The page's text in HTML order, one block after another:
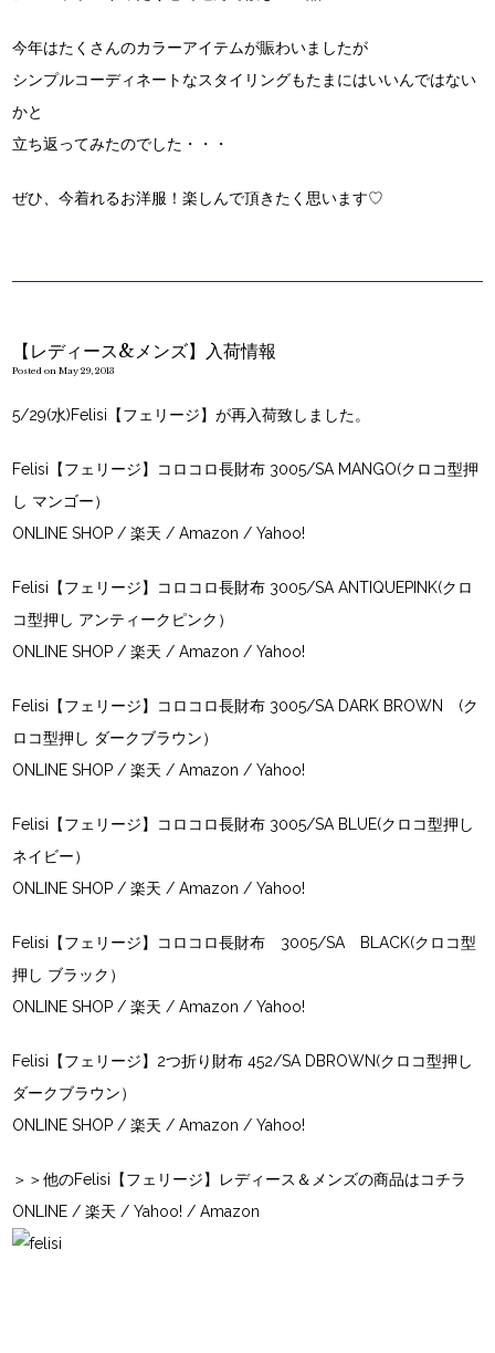
今年はたくさんのカラーアイテムが賑わいましたが
シンプルコーディネートなスタイリングもたまにはいいんではない
かと
立ち返ってみたのでした・・・
ぜひ、今着れるお洋服！楽しんで頂きたく思います♡
【レディース&メンズ】入荷情報
Posted on May 29, 2013
5/29(水)Felisi【フェリージ】が再入荷致しました。
Felisi【フェリージ】コロコロ長財布 3005/SA MANGO(クロコ型押
し マンゴー）
ONLINE SHOP /楽天 /Amazon / Yahoo!
Felisi【フェリージ】コロコロ長財布 3005/SA ANTIQUEPINK(クロ
コ型押し アンティークピンク）
ONLINE SHOP /楽天 / Amazon /Yahoo!
Felisi【フェリージ】コロコロ長財布 3005/SA DARK BROWN (ク
ロコ型押し ダークブラウン）
ONLINE SHOP /楽天 /Amazon /Yahoo!
Felisi【フェリージ】コロコロ長財布 3005/SA BLUE(クロコ型押し
ネイビー）
ONLINE SHOP /楽天 / Amazon /Yahoo!
Felisi【フェリージ】コロコロ長財布 3005/SA BLACK(クロコ型
押し ブラック）
ONLINE SHOP /楽天 /Amazon /Yahoo!
Felisi【フェリージ】2つ折り財布 452/SA DBROWN(クロコ型押し
ダークブラウン）
ONLINE SHOP /楽天 / Amazon /Yahoo!
＞＞他のFelisi【フェリージ】レディース＆メンズの商品はコチラ
ONLINE /楽天 /Yahoo! /Amazon